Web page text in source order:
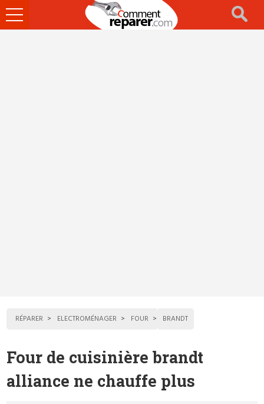
Ouvrir
le
RÉPARER ELECTROMÉNAGER FOUR BRANDT
Four de cuisinière brandt
alliance ne chauffe plus